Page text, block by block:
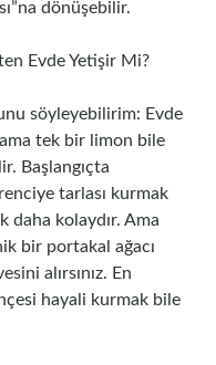
dönüşebilir.
Evde Yetişir Mi?
söyleyebilirim: Evde
tek bir limon bile
Başlangıçta
tarlası kurmak
daha kolaydır. Ama
bir portakal ağacı
alırsınız. En
hayali kurmak bile